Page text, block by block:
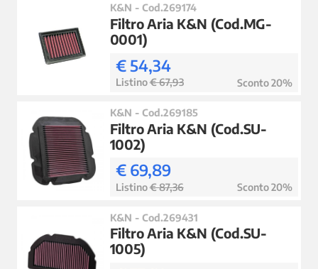
K&N - Cod.269174
Filtro Aria K&N (Cod.MG-
0001)
€ 54,34
Listino€ 67,93 Sconto 20%
K&N - Cod.269185
Filtro Aria K&N (Cod.SU-
1002)
€ 69,89
Listino€ 87,36 Sconto 20%
K&N - Cod.269431
Filtro Aria K&N (Cod.SU-
1005)